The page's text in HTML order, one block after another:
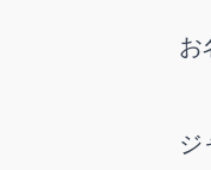
お
ジ